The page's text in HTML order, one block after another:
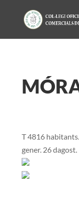
T 4816
gener. 26 dagost.